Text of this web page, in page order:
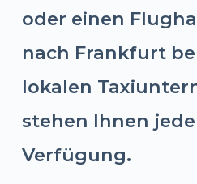
oder einen
nach Frankfurt
lokalen
stehen Ihnen
Verfügung.